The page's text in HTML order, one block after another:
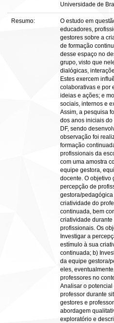
Universidade de
Resumo:
O estudo em
educadores,
gestores sobre a
de formação
desse espaço no
grupo, visto que
dialógicas,
Estes exercem
colaborativas e por
ideias e ações; e
sociais, internos e
Assim, a pesquisa
dos anos iniciais
DF, sendo
observação foi
formação
profissionais da
com uma amostra
equipe gestora,
docente. O objetivo
percepção de
gestora/
criatividade do
continuada, bem
criatividade
profissionais. Os
Investigar a
estímulo à sua
continuada; b)
da equipe gestora/
eles,
professores no
Analisar o
professor durante
gestores e
abordagem
exploratório e